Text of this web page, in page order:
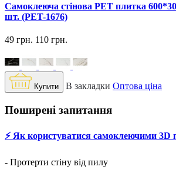
Самоклеюча стінова PET плитка
шт. (PET-1676)
49 грн. 110 грн.
Купити В закладки Оптова ціна
Поширені запитання
⚡️ Як користуватися самоклеючими 3D
- Протерти стіну від пилу